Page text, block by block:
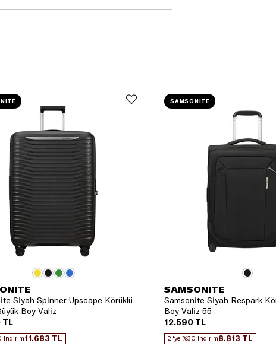
Siyah Spinner Upscape Körüklü
Boy Valiz
TL
İndirim11.683 TL
SAMSONITE
Samsonite Siyah Respark
Boy Valiz 55
12.590 TL
2.'ye %30 İndirim8.813 TL
SAMSONITE